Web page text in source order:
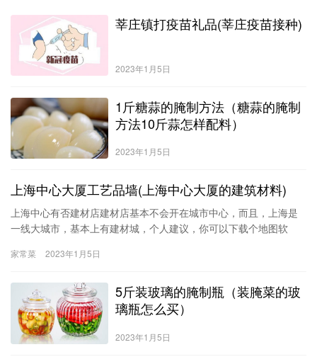
莘庄镇打疫苗礼品(莘庄疫苗接种)
2023年1月5日
1斤糖蒜的腌制方法（糖蒜的腌制
方法10斤蒜怎样配料）
2023年1月5日
上海中心大厦工艺品墙(上海中心大厦的建筑材料)
上海中心有否建材店建材店基本不会开在城市中心，而且，上海是
一线大城市，基本上有建材城，个人建议，你可以下载个地图软
造的智能地标建筑，有望成为同时获得美国leed金奖认证和中国三
未来城市精神的象征，上海中心大厦革新了现有的超高层大楼设计
潮流，体现了城市
家常菜 2023年1月5日
5斤装玻璃的腌制瓶（装腌菜的玻
璃瓶怎么买）
2023年1月5日